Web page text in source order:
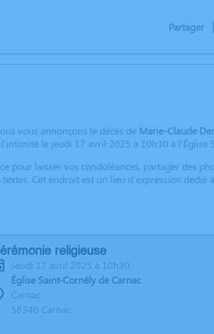
Partager
vous annonçons le décès de Marie-Claude
le jeudi 17 avril 2025 à 10h30 à l'Église
pour laisser vos condoléances, partager des
Cet endroit est un lieu d'expression
religieuse
jeudi 17 avril 2025 à 10h30
Église Saint-Cornély de Carnac
Carnac
56340 Carnac